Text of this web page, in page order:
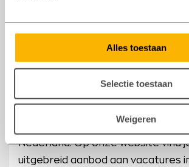
Alles toestaan
Selectie toestaan
Weigeren
Vacatures in Heerde
uitzendbureau Axxent
ook op diverse andere locaties in
Nederland. Op onze website vind
uitgebreid aanbod aan vacatures